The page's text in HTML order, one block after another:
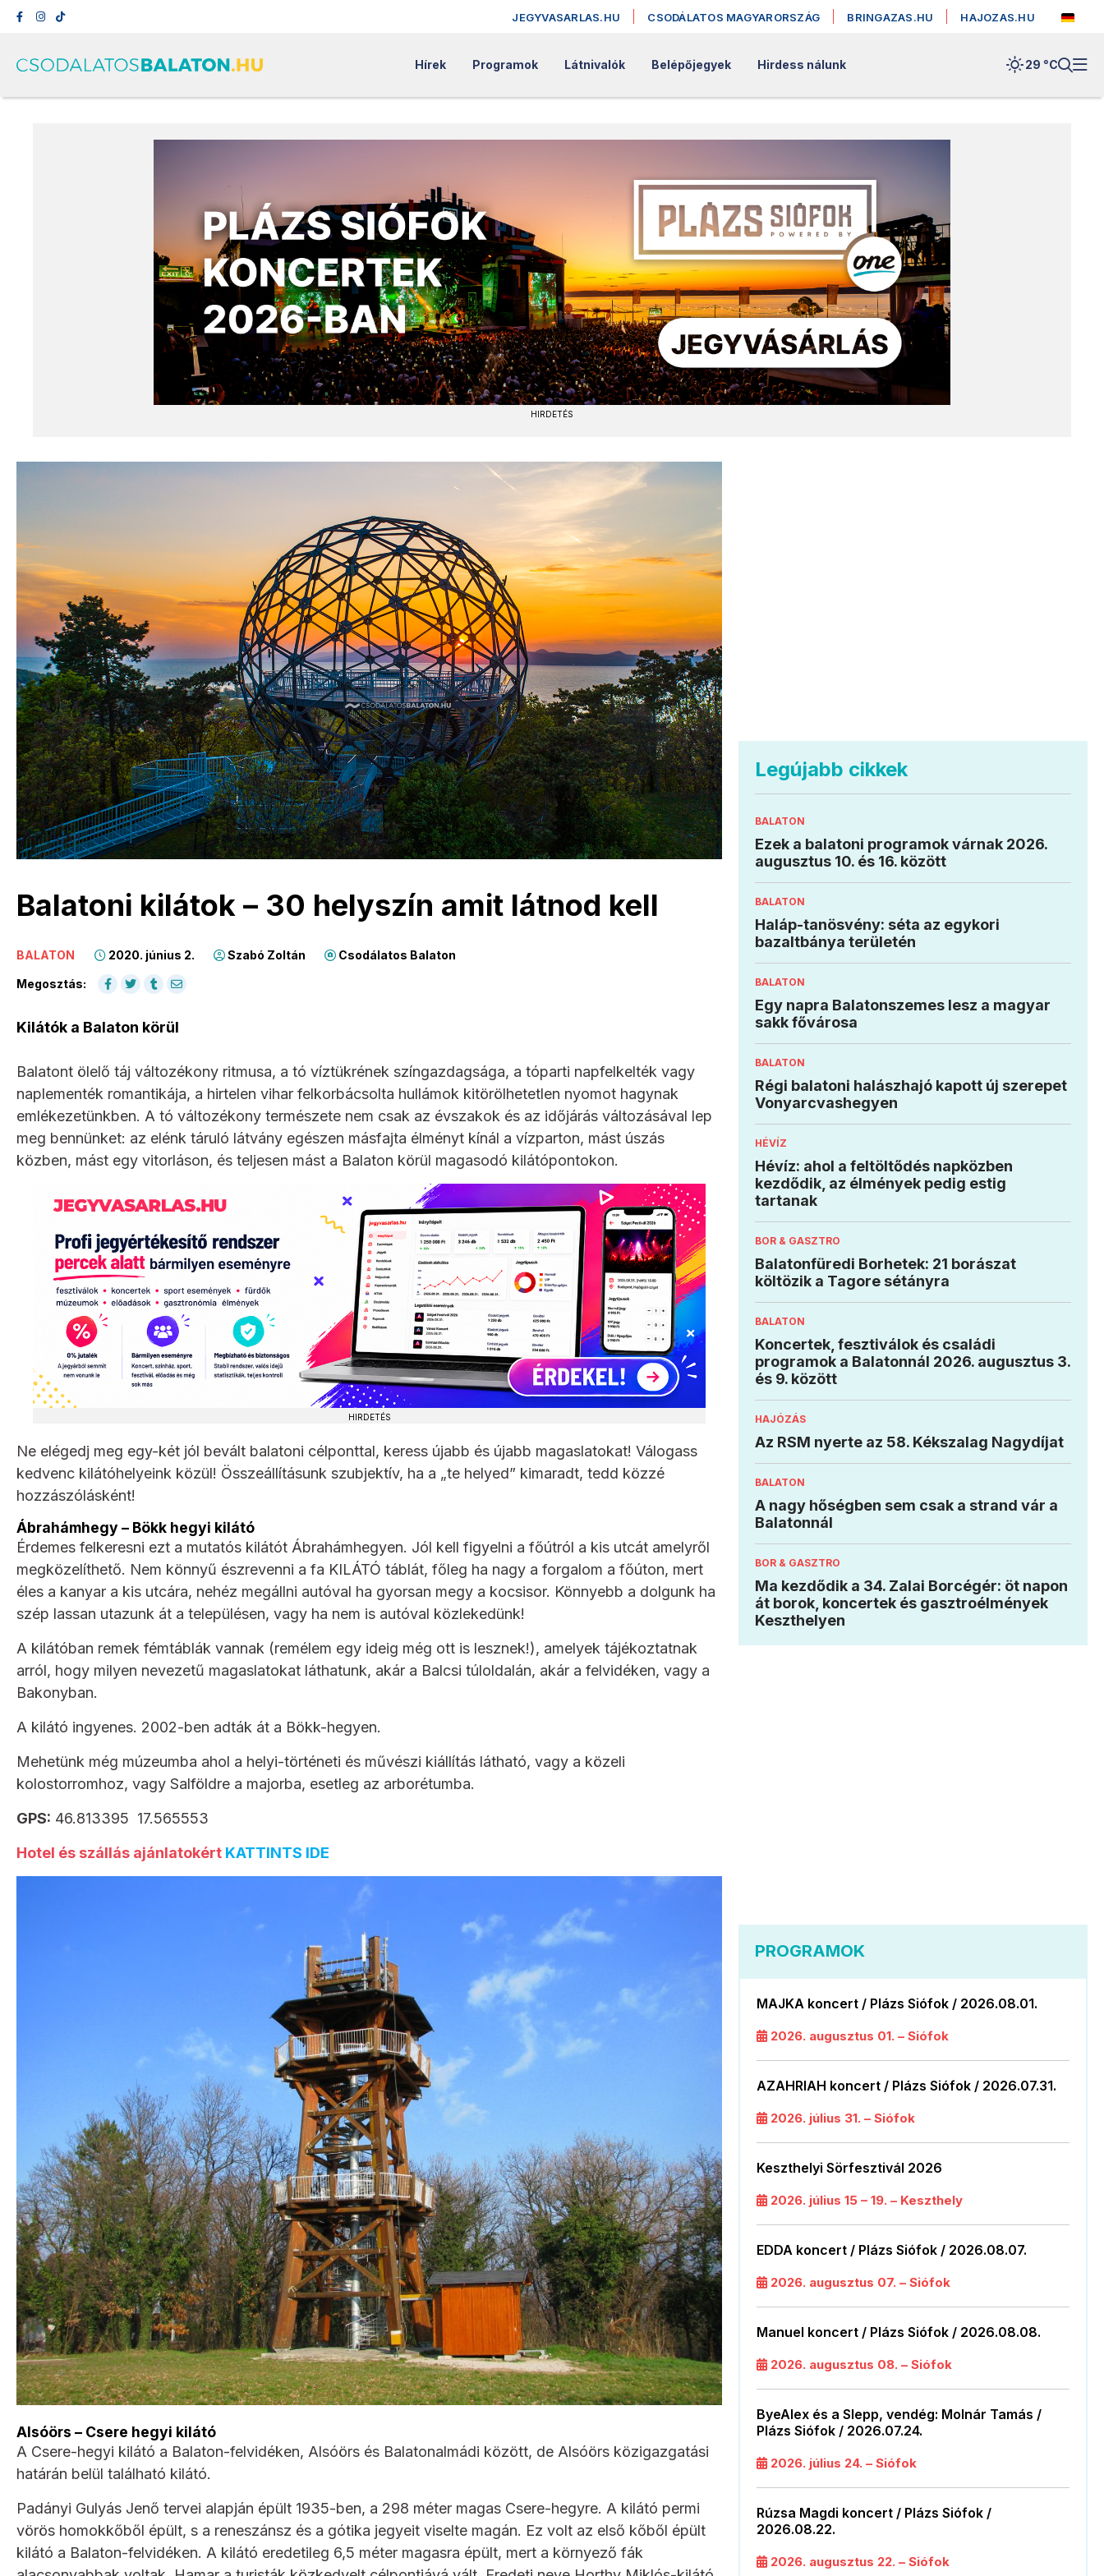
JEGYVASARLAS.HU CSODÁLATOS MAGYARORSZÁG BRINGAZAS.HU HAJOZAS.HU
Hírek Programok Látnivalók Belépőjegyek Hirdess nálunk 29 °C
HIRDETÉS
Balatoni kilátok – 30 helyszín amit látnod kell
BALATON 2020. június 2. Szabó Zoltán Csodálatos Balaton
Megosztás:
Kilátók a Balaton körül
Balatont ölelő táj változékony ritmusa, a tó víztükrének színgazdagsága, a tóparti napfelkelték vagy
naplementék romantikája, a hirtelen vihar felkorbácsolta hullámok kitörölhetetlen nyomot hagynak
emlékezetünkben. A tó változékony természete nem csak az évszakok és az időjárás változásával lep
meg bennünket: az elénk táruló látvány egészen másfajta élményt kínál a vízparton, mást úszás
közben, mást egy vitorláson, és teljesen mást a Balaton körül magasodó kilátópontokon.
HIRDETÉS
Ne elégedj meg egy-két jól bevált balatoni célponttal, keress újabb és újabb magaslatokat! Válogass
kedvenc kilátóhelyeink közül! Összeállításunk szubjektív, ha a „te helyed” kimaradt, tedd közzé
hozzászólásként!
Ábrahámhegy – Bökk hegyi kilátó
Érdemes felkeresni ezt a mutatós kilátót Ábrahámhegyen. Jól kell figyelni a főútról a kis utcát amelyről
megközelíthető. Nem könnyű észrevenni a fa KILÁTÓ táblát, főleg ha nagy a forgalom a főúton, mert
éles a kanyar a kis utcára, nehéz megállni autóval ha gyorsan megy a kocsisor. Könnyebb a dolgunk ha
szép lassan utazunk át a településen, vagy ha nem is autóval közlekedünk!
A kilátóban remek fémtáblák vannak (remélem egy ideig még ott is lesznek!), amelyek tájékoztatnak
arról, hogy milyen nevezetű magaslatokat láthatunk, akár a Balcsi túloldalán, akár a felvidéken, vagy a
Bakonyban.
A kilátó ingyenes. 2002-ben adták át a Bökk-hegyen.
Mehetünk még múzeumba ahol a helyi-történeti és művészi kiállítás látható, vagy a közeli
kolostorromhoz, vagy Salföldre a majorba, esetleg az arborétumba.
GPS: 46.813395 17.565553
Hotel és szállás ajánlatokért KATTINTS IDE
Alsóörs – Csere hegyi kilátó
A Csere-hegyi kilátó a Balaton-felvidéken, Alsóörs és Balatonalmádi között, de Alsóörs közigazgatási
határán belül található kilátó.
Padányi Gulyás Jenő tervei alapján épült 1935-ben, a 298 méter magas Csere-hegyre. A kilátó permi
vörös homokkőből épült, s a reneszánsz és a gótika jegyeit viselte magán. Ez volt az első kőből épült
kilátó a Balaton-felvidéken. A kilátó eredetileg 6,5 méter magasra épült, mert a környező fák
Legújabb cikkek
BALATON
Ezek a balatoni programok várnak 2026.
augusztus 10. és 16. között
BALATON
Haláp-tanösvény: séta az egykori
bazaltbánya területén
BALATON
Egy napra Balatonszemes lesz a magyar
sakk fővárosa
BALATON
Régi balatoni halászhajó kapott új szerepet
Vonyarcvashegyen
HÉVÍZ
Hévíz: ahol a feltöltődés napközben
kezdődik, az élmények pedig estig
tartanak
BOR & GASZTRO
Balatonfüredi Borhetek: 21 borászat
költözik a Tagore sétányra
BALATON
Koncertek, fesztiválok és családi
programok a Balatonnál 2026. augusztus 3.
és 9. között
HAJÓZÁS
Az RSM nyerte az 58. Kékszalag Nagydíjat
BALATON
A nagy hőségben sem csak a strand vár a
Balatonnál
BOR & GASZTRO
Ma kezdődik a 34. Zalai Borcégér: öt napon
át borok, koncertek és gasztroélmények
Keszthelyen
PROGRAMOK
MAJKA koncert / Plázs Siófok / 2026.08.01.
2026. augusztus 01. – Siófok
AZAHRIAH koncert / Plázs Siófok / 2026.07.31.
2026. július 31. – Siófok
Keszthelyi Sörfesztivál 2026
2026. július 15 – 19. – Keszthely
EDDA koncert / Plázs Siófok / 2026.08.07.
2026. augusztus 07. – Siófok
Manuel koncert / Plázs Siófok / 2026.08.08.
2026. augusztus 08. – Siófok
ByeAlex és a Slepp, vendég: Molnár Tamás /
Plázs Siófok / 2026.07.24.
2026. július 24. – Siófok
Rúzsa Magdi koncert / Plázs Siófok /
2026.08.22.
2026. augusztus 22. – Siófok